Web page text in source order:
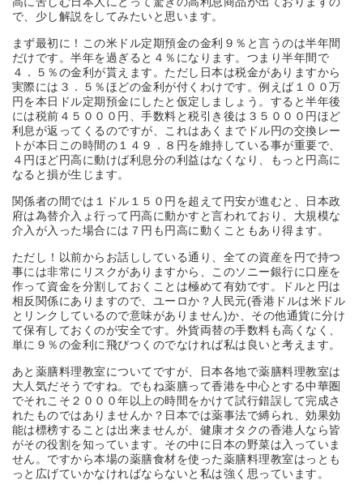
で、少し解説をしてみたいと思います。
まず最初に！この米ドル定期預金の金利９％と言うのは半年間
だけです。半年を過ぎると４％になります。つまり半年間で
４．５％の金利が貰えます。ただし日本は税金がありますから
実際には３．５％ほどの金利が付くわけです。例えば１００万
円を本日ドル定期預金にしたと仮定しましょう。すると半年後
には税前４５０００円、手数料と税引き後は３５０００円ほど
利息が返ってくるのですが、これはあくまでドル円の交換レー
トが本日この時間の１４９．８円を維持している事が重要で、
４円ほど円高に動けば利息分の利益はなくなり、もっと円高に
なると損が生じます。
関係者の間では１ドル１５０円を超えて円安が進むと、日本政
府は為替介入ょ行って円高に動かすと言われており、大規模な
介入が入った場合には７円も円高に動くこともあり得ます。
ただし！以前からお話ししている通り、全ての資産を円で持つ
事には非常にリスクがありますから、このソニー銀行に口座を
作って資金を分割しておくことは極めて有効です。ドルと円は
相反関係にありますので、ユーロか？人民元(香港ドルは米ドル
とリンクしているので意味がありません)か、その他通貨に分け
て保有しておくのが安全です。外貨両替の手数料も高くなく、
単に９％の金利に飛びつくのでなければ私は良いと考えます。
あと薬膳料理教室についてですが、日本各地で薬膳料理教室は
大人気だそうですね。でもね薬膳って香港を中心とする中華圏
でそれこそ２０００年以上の時間をかけて試行錯誤して完成さ
れたものではありませんか？日本では薬事法で縛られ、効果効
能は標榜することは出来ませんが、健康オタクの香港人なら皆
がその役割を知っています。その中に日本の野菜は入っていま
せん。ですから本場の薬膳食材を使った薬膳料理教室はっとも
っと広げていかなければならないと私は強く思っています。